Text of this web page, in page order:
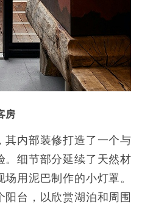
房
其内部装修打造了一个与
。细节部分延续了天然材
用泥巴制作的小灯罩。
台，以欣赏湖泊和周围